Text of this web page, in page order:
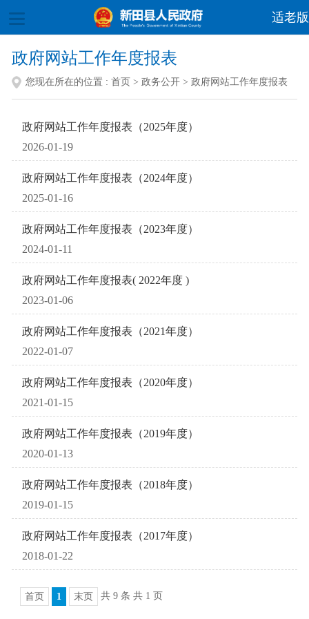
适老版
政府网站工作年度报表
您现在所在的位置 : 首页 > 政务公开 > 政府网站工作年度报表
政府网站工作年度报表（2025年度）
2026-01-19
政府网站工作年度报表（2024年度）
2025-01-16
政府网站工作年度报表（2023年度）
2024-01-11
政府网站工作年度报表( 2022年度 )
2023-01-06
政府网站工作年度报表（2021年度）
2022-01-07
政府网站工作年度报表（2020年度）
2021-01-15
政府网站工作年度报表（2019年度）
2020-01-13
政府网站工作年度报表（2018年度）
2019-01-15
政府网站工作年度报表（2017年度）
2018-01-22
首页 1 末页 共 9 条 共 1 页